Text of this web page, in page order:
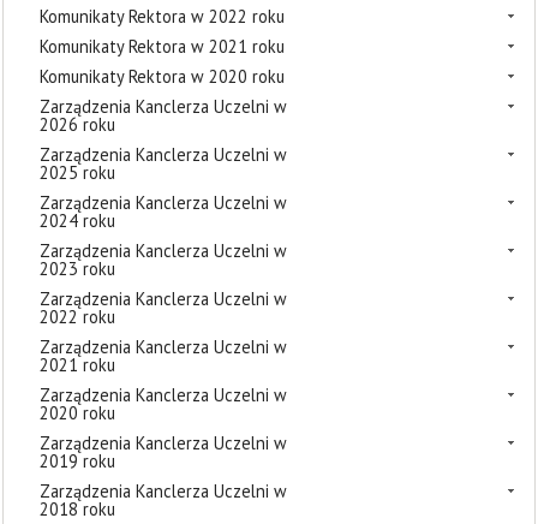
Komunikaty Rektora w 2022 roku
Komunikaty Rektora w 2021 roku
Komunikaty Rektora w 2020 roku
Zarządzenia Kanclerza Uczelni w
2026 roku
Zarządzenia Kanclerza Uczelni w
2025 roku
Zarządzenia Kanclerza Uczelni w
2024 roku
Zarządzenia Kanclerza Uczelni w
2023 roku
Zarządzenia Kanclerza Uczelni w
2022 roku
Zarządzenia Kanclerza Uczelni w
2021 roku
Zarządzenia Kanclerza Uczelni w
2020 roku
Zarządzenia Kanclerza Uczelni w
2019 roku
Zarządzenia Kanclerza Uczelni w
2018 roku